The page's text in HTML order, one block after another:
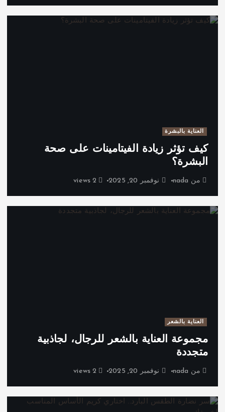
العناية بالبشرة
كيف تؤثر زيادة الفيتامينات على صحة
البشرة؟
من nada نوفمبر 20, 2025
العناية بالشعر
مجموعة العناية بالشعر للرجال، لجاذبية
متجددة
من nada نوفمبر 20, 2025